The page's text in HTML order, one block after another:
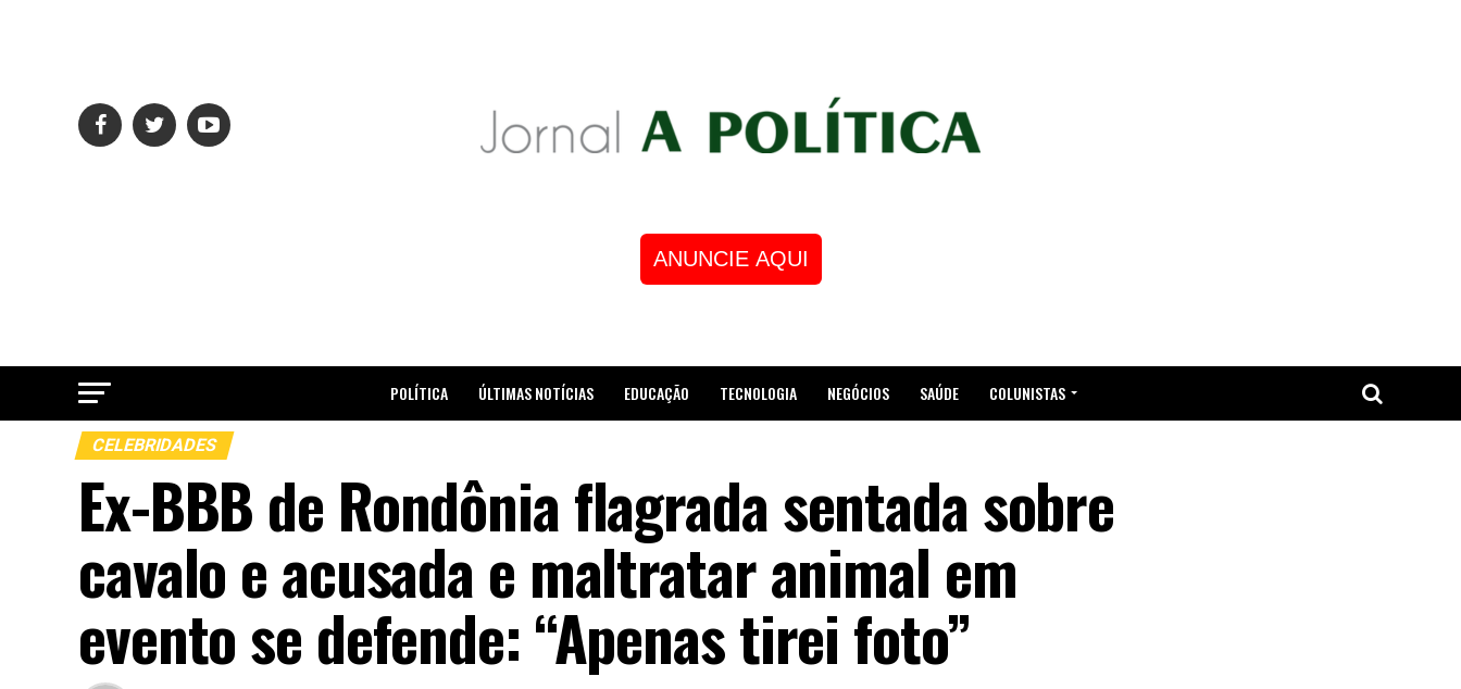
ANUNCIE AQUI
POLÍTICA ÚLTIMAS NOTÍCIAS EDUCAÇÃO TECNOLOGIA NEGÓCIOS SAÚDE COLUNISTAS
CELEBRIDADES
Ex-BBB de Rondônia flagrada sentada sobre
cavalo e acusada e maltratar animal em
evento se defende: “Apenas tirei foto”